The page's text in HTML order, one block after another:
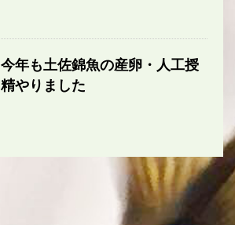
今年も土佐錦魚の産卵・人工授
精やりました